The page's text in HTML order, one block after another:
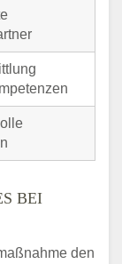
BEI
den